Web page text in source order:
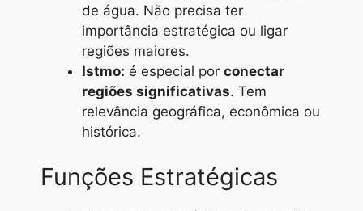
de água. Não precisa ter
importância estratégica ou ligar
regiões maiores.
Istmo: é especial por conectar
regiões significativas. Tem
relevância geográfica, econômica ou
histórica.
Funções Estratégicas